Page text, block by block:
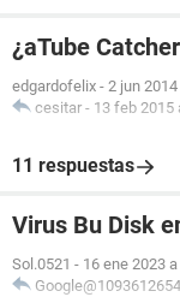
¿aTube
edgardofelix - 2 jun
cesitar - 13 feb 2015
11 respuestas
Virus Bu Disk
Sol.0521 - 16 ene 2023